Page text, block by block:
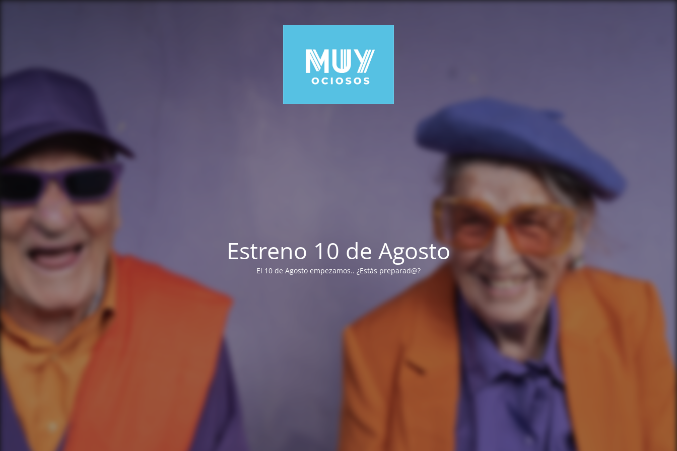
Estreno 10 de Agosto
El 10 de Agosto empezamos.. ¿Estás preparad@?